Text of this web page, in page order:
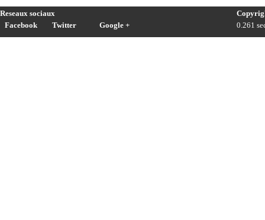
Reseaux sociaux
Facebook
Twitter Google +
0.261